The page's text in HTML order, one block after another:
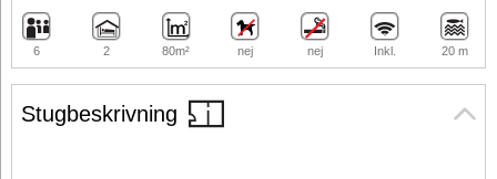
Stugbeskrivning
6 2 80m² nej nej Inkl. 20 m